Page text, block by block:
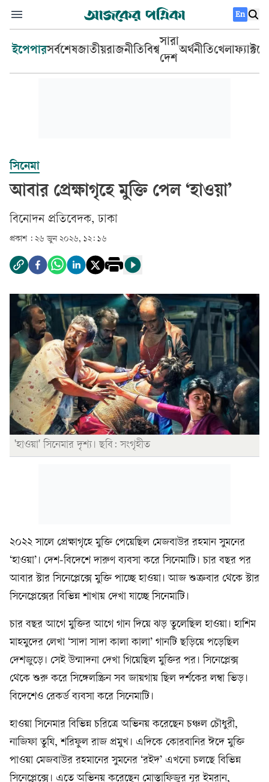
En
ইপেপারসর্বশেষজাতীয়রাজনীতিবিশ্ব
সারা
দেশ
অর্থনীতিখেলা
সিনেমা
আবার প্রেক্ষাগৃহে মুক্তি পেল ‘হাওয়া’
বিনোদন প্রতিবেদক, ঢাকা
প্রকাশ : ২৬ জুন ২০২৬, ১২: ১৬
'হাওয়া' সিনেমার দৃশ্য। ছবি: সংগৃহীত
২০২২ সালে প্রেক্ষাগৃহে মুক্তি পেয়েছিল মেজবাউর রহমান সুমনের
‘হাওয়া’। দেশ-বিদেশে দারুণ ব্যবসা করে সিনেমাটি। চার বছর পর
আবার স্টার সিনেপ্লেক্সে মুক্তি পাচ্ছে হাওয়া। আজ শুক্রবার থেকে স্টার
সিনেপ্লেক্সের বিভিন্ন শাখায় দেখা যাচ্ছে সিনেমাটি।
চার বছর আগে মুক্তির আগে গান দিয়ে ঝড় তুলেছিল হাওয়া। হাশিম
মাহমুদের লেখা ‘সাদা সাদা কালা কালা’ গানটি ছড়িয়ে পড়েছিল
দেশজুড়ে। সেই উন্মাদনা দেখা গিয়েছিল মুক্তির পর। সিনেপ্লেক্স
থেকে শুরু করে সিঙ্গেলস্ক্রিন সব জায়গায় ছিল দর্শকের লম্বা ভিড়।
বিদেশেও রেকর্ড ব্যবসা করে সিনেমাটি।
হাওয়া সিনেমার বিভিন্ন চরিত্রে অভিনয় করেছেন চঞ্চল চৌধুরী,
নাজিফা তুষি, শরিফুল রাজ প্রমুখ। এদিকে কোরবানির ঈদে মুক্তি
পাওয়া মেজবাউর রহমানের সুমনের ‘রইদ’ এখনো চলছে বিভিন্ন
সিনেপ্লেক্সে। এতে অভিনয় করেছেন মোস্তাফিজুর নূর ইমরান,